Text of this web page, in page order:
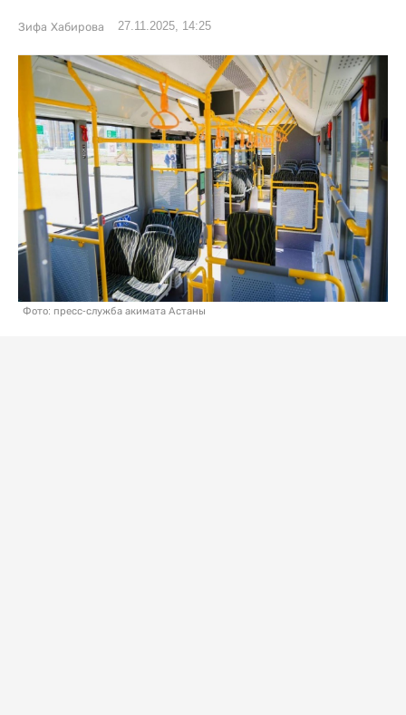
Зифа Хабирова 27.11.2025, 14:25
Фото: пресс-служба акимата Астаны